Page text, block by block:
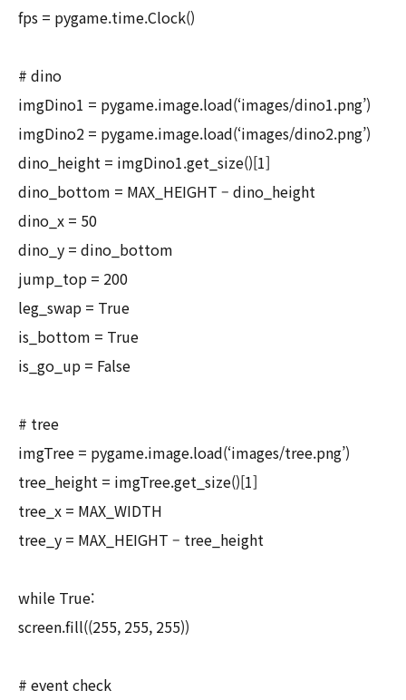
fps = pygame.time.Clock()
# dino
imgDino1 = pygame.image.load(‘images/dino1.png’)
imgDino2 = pygame.image.load(‘images/dino2.png’)
dino_height = imgDino1.get_size()[1]
dino_bottom = MAX_HEIGHT – dino_height
dino_x = 50
dino_y = dino_bottom
jump_top = 200
leg_swap = True
is_bottom = True
is_go_up = False
# tree
imgTree = pygame.image.load(‘images/tree.png’)
tree_height = imgTree.get_size()[1]
tree_x = MAX_WIDTH
tree_y = MAX_HEIGHT – tree_height
while True:
screen.fill((255, 255, 255))
# event check